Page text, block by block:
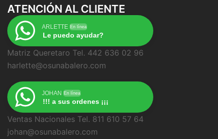
ATENCIÓN AL CLIENTE
ARLETTE En línea
Le puedo ayudar?
Matriz Queretaro Tel. 442 636 02 96
harlette@osunabalero.com
JOHAN En línea
!!! a sus ordenes ¡¡¡
Ventas Nacionales Tel. 811 610 57 64
johan@osunabalero.com